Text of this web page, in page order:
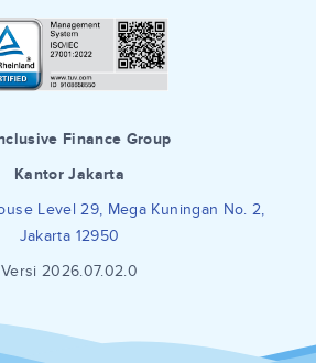
Finance Group
Kantor Jakarta
Level 29, Mega Kuningan No. 2,
Jakarta 12950
Versi 2026.07.02.0